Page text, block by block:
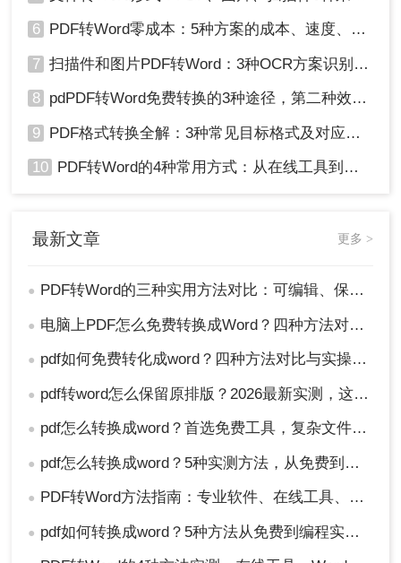
6 PDF转Word零成本：5种方案的成本、速度、精度对比！
7 扫描件和图片PDF转Word：3种OCR方案识别率实测！
8 pdPDF转Word免费转换的3种途径，第二种效率最高！
9 PDF格式转换全解：3种常见目标格式及对应操作方法！
10 PDF转Word的4种常用方式：从在线工具到桌面软件全梳理！
最新文章 更多 >
● PDF转Word的三种实用方法对比：可编辑、保格式、避风险！
● 电脑上PDF怎么免费转换成Word？四种方法对比与实操指南（附详细表格）!
● pdf如何免费转化成word？四种方法对比与实操指南（附详细表格）
● pdf转word怎么保留原排版？2026最新实测，这5种方法从免费到专业全搞定！
● pdf怎么转换成word？首选免费工具，复杂文件再上专业软件！
● pdf怎么转换成word？5种实测方法，从免费到专业全攻略！
● PDF转Word方法指南：专业软件、在线工具、Word内置与改后缀名4种方案对比！
● pdf如何转换成word？5种方法从免费到编程实测对比！